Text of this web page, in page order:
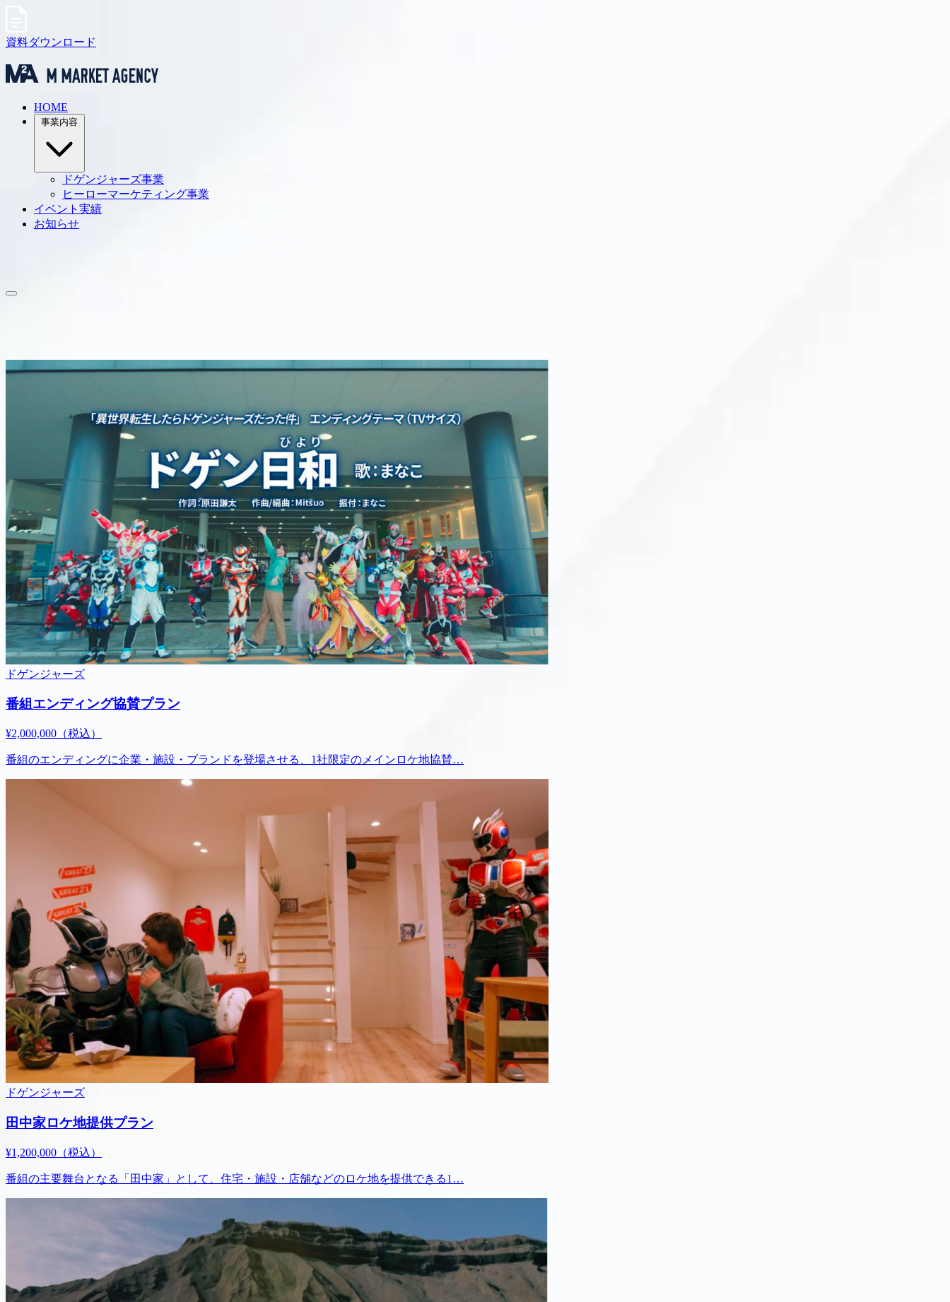
資料ダウンロード
HOME
事業内容
ドゲンジャーズ事業
ヒーローマーケティング事業
イベント実績
お知らせ